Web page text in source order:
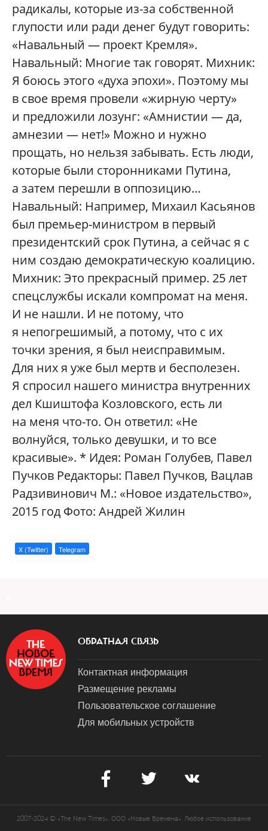
радикалы, которые из-за собственной
глупости или ради денег будут говорить:
«Навальный — проект Кремля».
Навальный: Многие так говорят. Михник:
Я боюсь этого «духа эпохи». Поэтому мы
в свое время провели «жирную черту»
и предложили лозунг: «Амнистии — да,
амнезии — нет!» Можно и нужно
прощать, но нельзя забывать. Есть люди,
которые были сторонниками Путина,
а затем перешли в оппозицию…
Навальный: Например, Михаил Касьянов
был премьер-министром в первый
президентский срок Путина, а сейчас я с
ним создаю демократическую коалицию.
Михник: Это прекрасный пример. 25 лет
спецслужбы искали компромат на меня.
И не нашли. И не потому, что
я непогрешимый, а потому, что с их
точки зрения, я был неисправимым.
Для них я уже был мертв и бесполезен.
Я спросил нашего министра внутренних
дел Кшиштофа Козловского, есть ли
на меня что-то. Он ответил: «Не
волнуйся, только девушки, и то все
красивые». * Идея: Роман Голубев, Павел
Пучков Редакторы: Павел Пучков, Вацлав
Радзивинович М.: «Новое издательство»,
2015 год Фото: Андрей Жилин
X (Twitter) Telegram
ОБРАТНАЯ СВЯЗЬ
Контактная информация
Размещение рекламы
Пользовательское соглашение
Для мобильных устройств
2007-2024 © «The New Times». ООО «Новые Времена». Любое использование